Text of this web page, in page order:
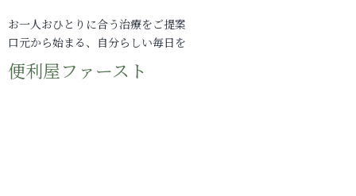
お一人おひとりに合う治療をご提案
口元から始まる、自分らしい毎日を
便利屋ファースト